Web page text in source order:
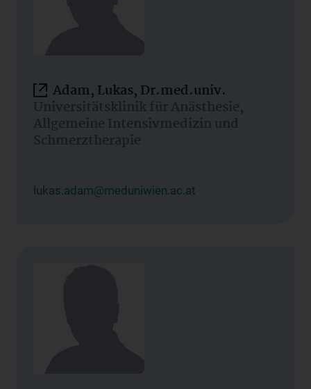
Adam, Lukas, Dr.med.univ.
Universitätsklinik für Anästhesie,
Allgemeine Intensivmedizin und
Schmerztherapie
lukas.adam@meduniwien.ac.at